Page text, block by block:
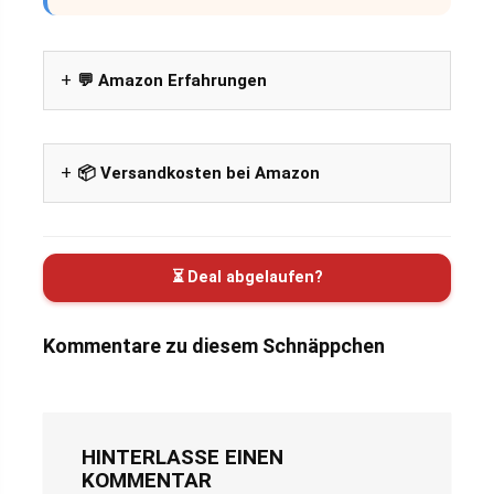
💬 Amazon Erfahrungen
📦 Versandkosten bei Amazon
⏳ Deal abgelaufen?
Kommentare zu diesem Schnäppchen
HINTERLASSE EINEN
KOMMENTAR